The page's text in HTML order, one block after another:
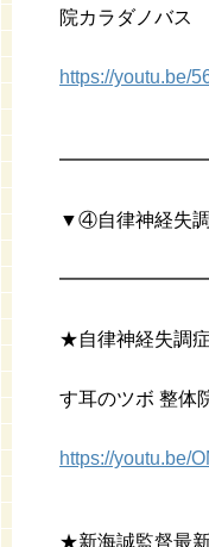
院カラダノバス
https://youtu.be/
▼④自律神経失
★自律神経失調
す耳のツボ 整体
https://youtu.be/
★新海誠監督最